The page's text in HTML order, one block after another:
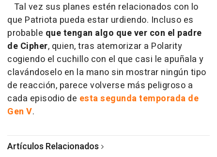
Tal vez sus planes estén relacionados con lo
que Patriota pueda estar urdiendo. Incluso es
probable que tengan algo que ver con el padre
de Cipher, quien, tras atemorizar a Polarity
cogiendo el cuchillo con el que casi le apuñala y
clavándoselo en la mano sin mostrar ningún tipo
de reacción, parece volverse más peligroso a
cada episodio de esta segunda temporada de
Gen V.
Artículos Relacionados